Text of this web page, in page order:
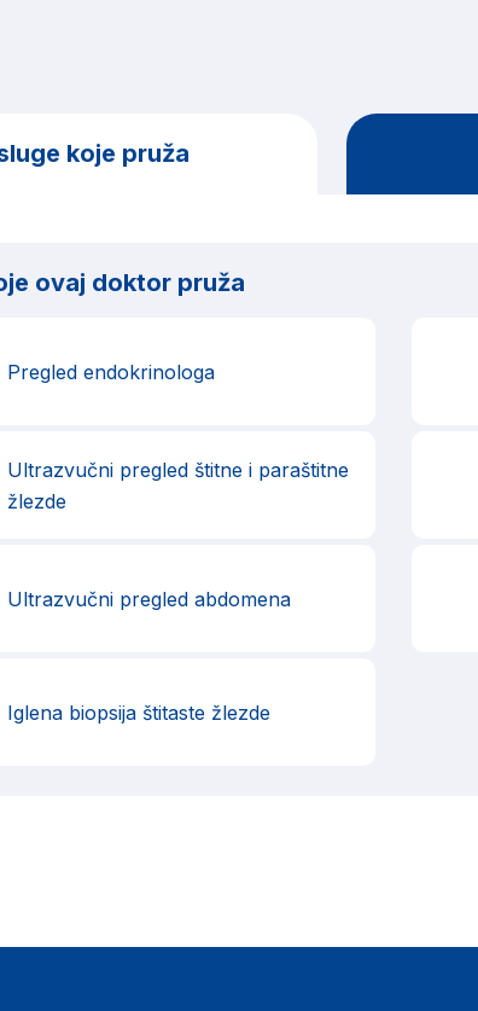
koje pruža
ovaj doktor pruža
Pregled endokrinologa
Ultrazvučni pregled štitne i paraštitne
žlezde
Ultrazvučni pregled abdomena
Iglena biopsija štitaste žlezde